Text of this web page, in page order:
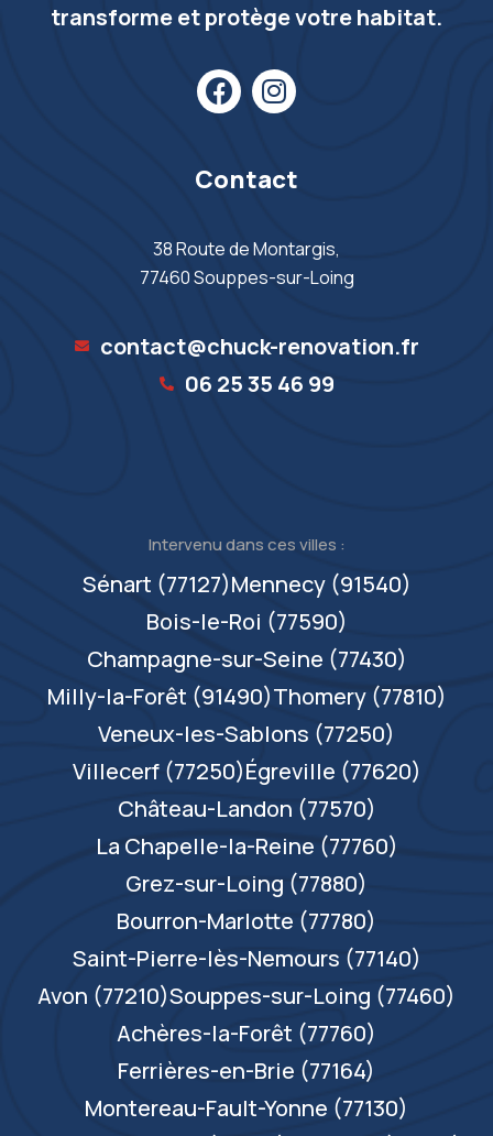
transforme et protège votre habitat.
Contact
38 Route de Montargis,
77460 Souppes-sur-Loing
contact@chuck-renovation.fr
06 25 35 46 99‬
Intervenu dans ces villes :
Sénart (77127)Mennecy (91540)
Bois-le-Roi (77590)
Champagne-sur-Seine (77430)
Milly-la-Forêt (91490)Thomery (77810)
Veneux-les-Sablons (77250)
Villecerf (77250)Égreville (77620)
Château-Landon (77570)
La Chapelle-la-Reine (77760)
Grez-sur-Loing (77880)
Bourron-Marlotte (77780)
Saint-Pierre-lès-Nemours (77140)
Avon (77210)Souppes-sur-Loing (77460)
Achères-la-Forêt (77760)
Ferrières-en-Brie (77164)
Montereau-Fault-Yonne (77130)